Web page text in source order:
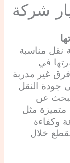
شركة
نقل مناسبة
في
غير مدربة
جودة النقل
عن
متميزة مثل
وكفاءة
خلال